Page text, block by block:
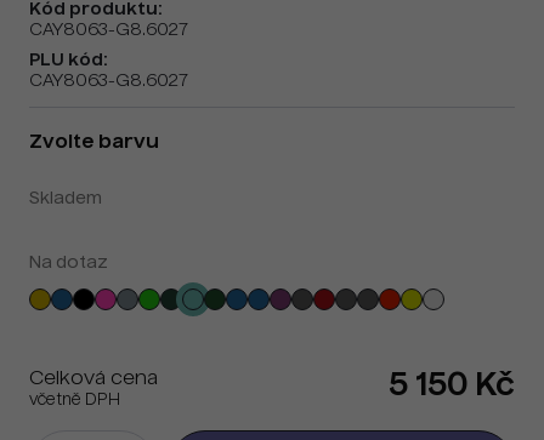
Kód produktu:
CAY8063-G8.6027
PLU kód:
CAY8063-G8.6027
Zvolte barvu
Skladem
Na dotaz
Celková cena
včetně DPH 5 150 Kč